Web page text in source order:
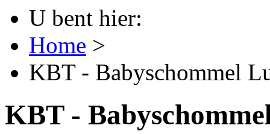
U bent hier:
Home >
KBT - Babyschommel
KBT -